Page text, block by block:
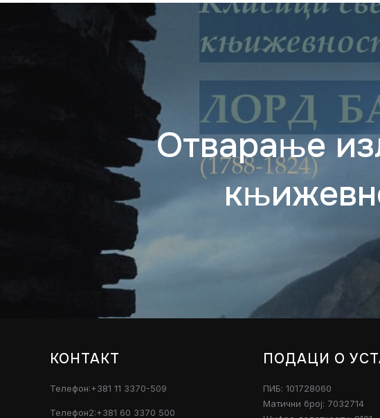
Отварање
КОНТАКТ
Телефон:+381 11 3370-509
Телефон2:+381 60 3370 500
ПОДАЦИ О
ПИБ: 101728060
Матични број: 7032714